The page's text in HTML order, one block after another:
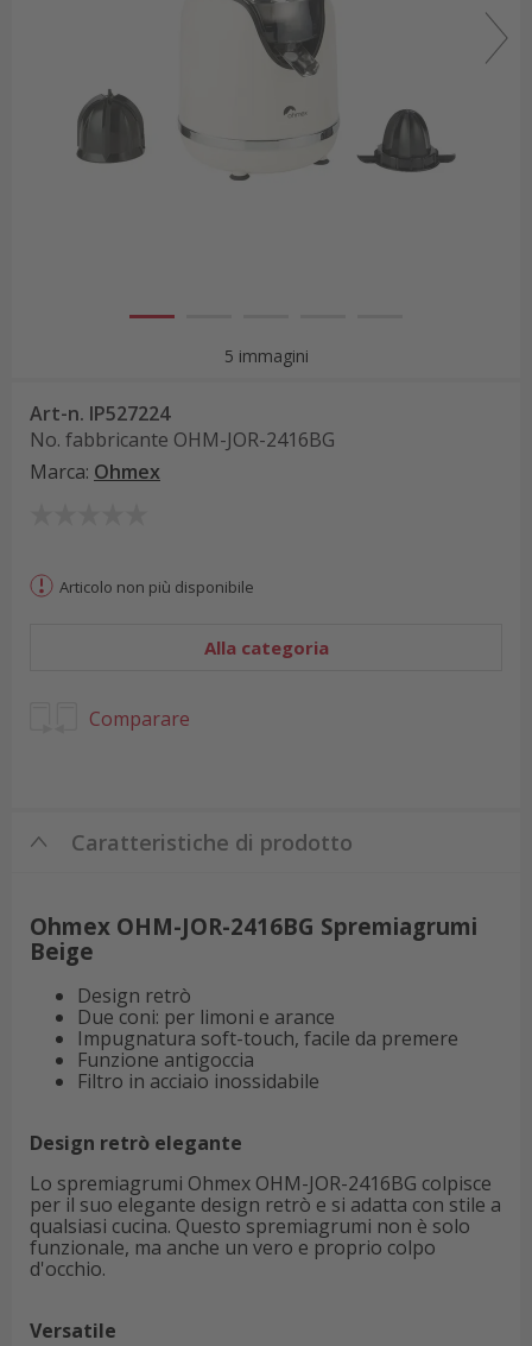
5 immagini
Art-n. IP527224
No. fabbricante OHM-JOR-2416BG
Marca: Ohmex
Articolo non più disponibile
Alla categoria
Comparare
Caratteristiche di prodotto
Ohmex OHM-JOR-2416BG Spremiagrumi
Beige
Design retrò
Due coni: per limoni e arance
Impugnatura soft-touch, facile da premere
Funzione antigoccia
Filtro in acciaio inossidabile
Design retrò elegante
Lo spremiagrumi Ohmex OHM-JOR-2416BG colpisce
per il suo elegante design retrò e si adatta con stile a
qualsiasi cucina. Questo spremiagrumi non è solo
funzionale, ma anche un vero e proprio colpo
d'occhio.
Versatile